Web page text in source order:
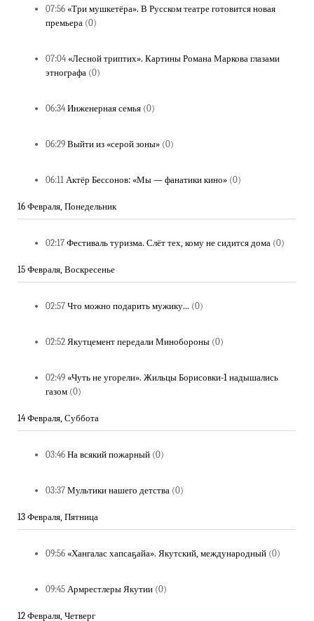
07:56 «Три мушкетёра». В Русском театре готовится новая
премьера (0)
07:04 «Лесной триптих». Картины Романа Маркова глазами
этнографа (0)
06:34 Инженерная семья (0)
06:29 Выйти из «серой зоны» (0)
06:11 Актёр Бессонов: «Мы — фанатики кино» (0)
16 Февраля, Понедельник
02:17 Фестиваль туризма. Слёт тех, кому не сидится дома (0)
15 Февраля, Воскресенье
02:57 Что можно подарить мужику... (0)
02:52 Якутцемент передали Минобороны (0)
02:49 «Чуть не угорели». Жильцы Борисовки-1 надышались
газом (0)
14 Февраля, Суббота
03:46 На всякий пожарный (0)
03:37 Мультики нашего детства (0)
13 Февраля, Пятница
09:56 «Хангалас хапсаҕайа». Якутский, международный (0)
09:45 Армрестлеры Якутии (0)
12 Февраля, Четверг